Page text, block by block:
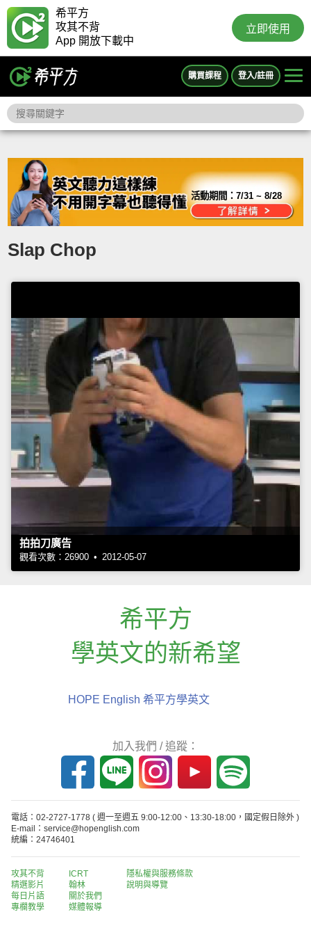
希平方
攻其不背
App 開放下載中
立即使用
購買課程 登入/註冊
活動期間：7/31 ~ 8/28
Slap Chop
拍拍刀廣告
觀看次數：26900 • 2012-05-07
希平方
學英文的新希望
HOPE English 希平方學英文
加入我們 / 追蹤：
電話：02-2727-1778 ( 週一至週五 9:00-12:00、13:30-18:00，國定假日除外 )
E-mail：service@hopenglish.com
統編：24746401
攻其不背
精選影片
每日片語
專欄教學
ICRT
翰林
關於我們
媒體報導
隱私權與服務條款
說明與導覽